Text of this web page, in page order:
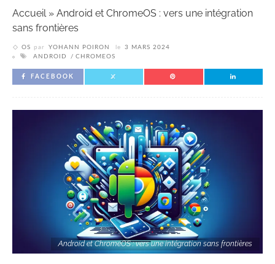
Accueil» Android et ChromeOS : vers une intégration
sans frontières
OS par YOHANN POIRON le
3 MARS 2024
ANDROID
CHROMEOS
FACEBOOK
Android et ChromeOS : vers une intégration sans frontières